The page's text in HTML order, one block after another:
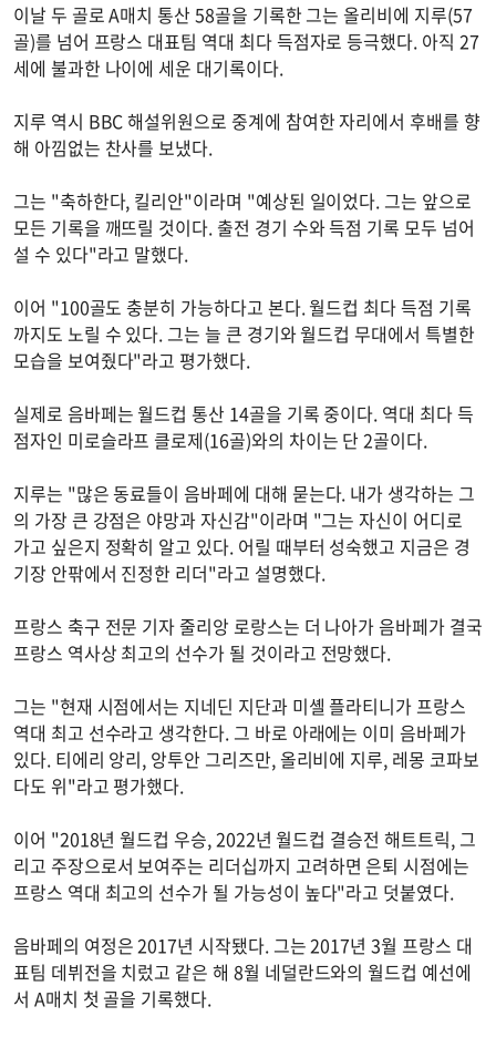
이날 두 골로 A매치 통산 58골을 기록한 그는 올리비에 지루(57
골)를 넘어 프랑스 대표팀 역대 최다 득점자로 등극했다. 아직 27
세에 불과한 나이에 세운 대기록이다.
지루 역시 BBC 해설위원으로 중계에 참여한 자리에서 후배를 향
해 아낌없는 찬사를 보냈다.
그는 "축하한다, 킬리안"이라며 "예상된 일이었다. 그는 앞으로
모든 기록을 깨뜨릴 것이다. 출전 경기 수와 득점 기록 모두 넘어
설 수 있다"라고 말했다.
이어 "100골도 충분히 가능하다고 본다. 월드컵 최다 득점 기록
까지도 노릴 수 있다. 그는 늘 큰 경기와 월드컵 무대에서 특별한
모습을 보여줬다"라고 평가했다.
실제로 음바페는 월드컵 통산 14골을 기록 중이다. 역대 최다 득
점자인 미로슬라프 클로제(16골)와의 차이는 단 2골이다.
지루는 "많은 동료들이 음바페에 대해 묻는다. 내가 생각하는 그
의 가장 큰 강점은 야망과 자신감"이라며 "그는 자신이 어디로
가고 싶은지 정확히 알고 있다. 어릴 때부터 성숙했고 지금은 경
기장 안팎에서 진정한 리더"라고 설명했다.
프랑스 축구 전문 기자 줄리앙 로랑스는 더 나아가 음바페가 결국
프랑스 역사상 최고의 선수가 될 것이라고 전망했다.
그는 "현재 시점에서는 지네딘 지단과 미셸 플라티니가 프랑스
역대 최고 선수라고 생각한다. 그 바로 아래에는 이미 음바페가
있다. 티에리 앙리, 앙투안 그리즈만, 올리비에 지루, 레몽 코파보
다도 위"라고 평가했다.
이어 "2018년 월드컵 우승, 2022년 월드컵 결승전 해트트릭, 그
리고 주장으로서 보여주는 리더십까지 고려하면 은퇴 시점에는
프랑스 역대 최고의 선수가 될 가능성이 높다"라고 덧붙였다.
음바페의 여정은 2017년 시작됐다. 그는 2017년 3월 프랑스 대
표팀 데뷔전을 치렀고 같은 해 8월 네덜란드와의 월드컵 예선에
서 A매치 첫 골을 기록했다.